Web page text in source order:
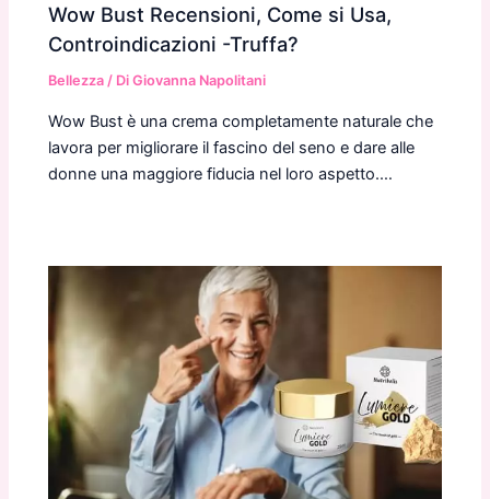
Wow Bust Recensioni, Come si Usa,
Controindicazioni -Truffa?
Bellezza / DiGiovanna Napolitani
Wow Bust è una crema completamente naturale che
lavora per migliorare il fascino del seno e dare alle
donne una maggiore fiducia nel loro aspetto.…